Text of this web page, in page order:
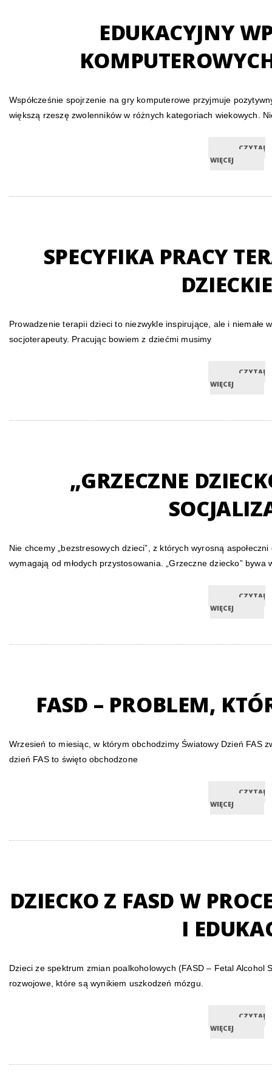
EDUKACYJNY
Współcześnie spojrzenie na gry komputerowe przyjmuje
większą rzeszę zwolenników w różnych kategoriach wiekowych.
CZYTAJ
WIĘCEJ
SPECYFIKA PRACY
Prowadzenie terapii dzieci to niezwykle inspirujące, ale i niemałe
socjoterapeuty. Pracując bowiem z dziećmi musimy
CZYTAJ
WIĘCEJ
„GRZECZNE
Nie chcemy „bezstresowych dzieci”, z których wyrosną
wymagają od młodych przystosowania. „Grzeczne dziecko” bywa
CZYTAJ
WIĘCEJ
FASD – PROBLEM,
Wrzesień to miesiąc, w którym obchodzimy Światowy Dzień FAS
dzień FAS to święto obchodzone
CZYTAJ
WIĘCEJ
DZIECKO Z FASD W
I
Dzieci ze spektrum zmian poalkoholowych (FASD – Fetal Alcohol
rozwojowe, które są wynikiem uszkodzeń mózgu.
CZYTAJ
WIĘCEJ